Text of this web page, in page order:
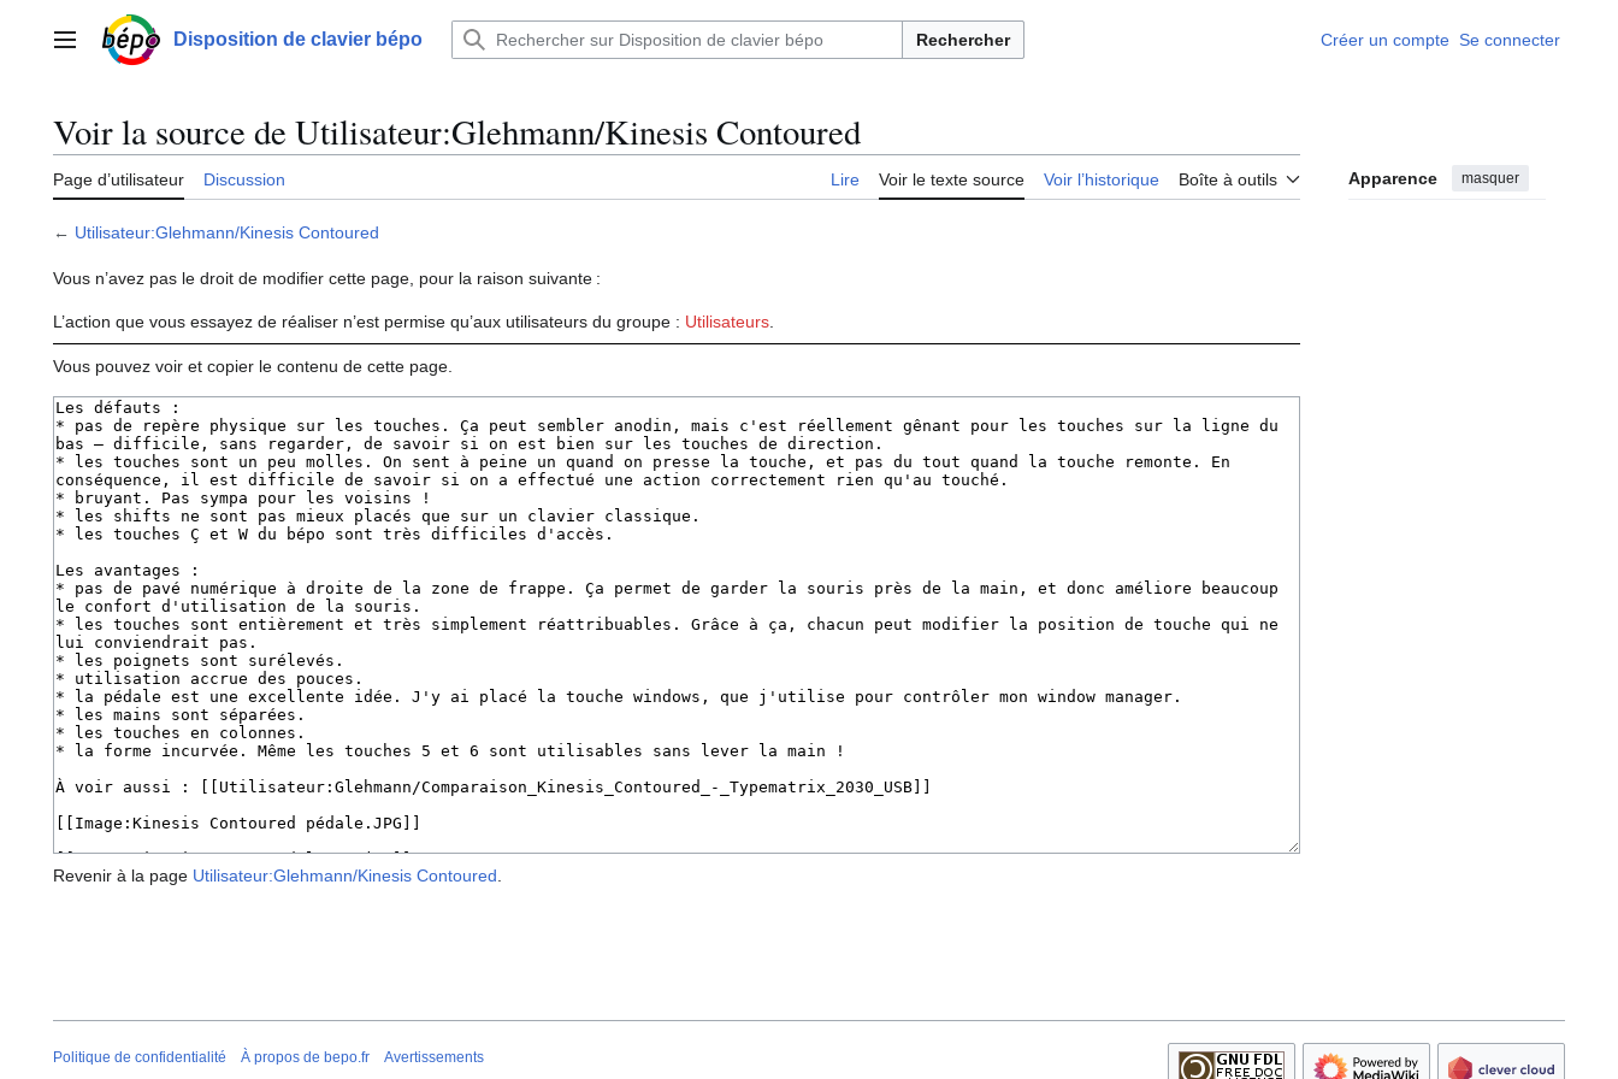
contenuMenu principalDisposition de clavier bépo Rechercher Créer un compte Se connecter
Voir la source de Utilisateur:Glehmann/Kinesis Contoured
Page d’utilisateur Discussion Lire Voir le texte source Voir l’historique Boîte à outils Apparence masquer
← Utilisateur:Glehmann/Kinesis Contoured
Vous n’avez pas le droit de modifier cette page, pour la raison suivante :
L’action que vous essayez de réaliser n’est permise qu’aux utilisateurs du groupe : Utilisateurs
Vous pouvez voir et copier le contenu de cette page.
Revenir à la page Utilisateur:Glehmann/Kinesis Contoured
Politique de confidentialité À propos de bepo.fr Avertissements